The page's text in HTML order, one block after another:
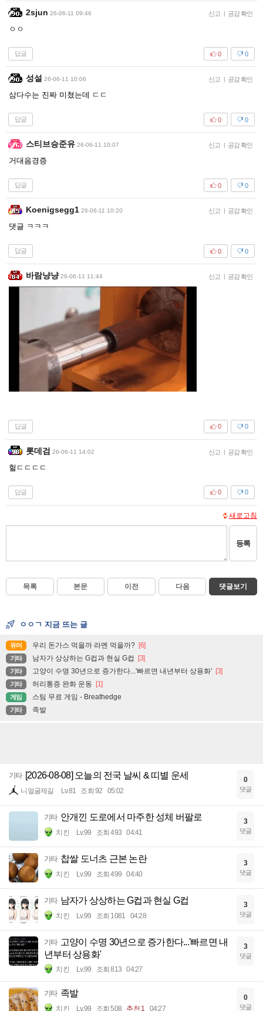
2sjun 26-06-11 09:46 신고 공감 확인
ㅇㅇ
답글 0
0
성설 26-06-11 10:06 신고 공감 확인
삼다수는 진짜 미쳤는데 ㄷㄷ
답글 0
0
스티브승준유 26-06-11 10:07 신고 공감 확인
거대음경증
답글 0
0
Koenigsegg1 26-06-11 10:20 신고 공감 확인
댓글 ㅋㅋㅋ
답글 0
0
바람냥냥 26-06-11 11:44 신고 공감 확인
답글 0
0
롯데검 26-06-11 14:02 신고 | 공감 확인
헐ㄷㄷㄷㄷ
답글 0
0
새로고침
등록
목록 본문 이전 다음 댓글보기
ㅇㅇㄱ 지금 뜨는 글
유머 우리 돈가스 먹을까 라멘 먹을까? [6]
기타 남자가 상상하는 G컵과 현실 G컵 [3]
기타 고양이 수명 30년으로 증가한다...'빠르면 내년부터 상용화' [3]
기타 허리통증 완화 운동 [1]
게임 스팀 무료 게임 - Breathedge
기타 족발
기타 [2026-08-08] 오늘의 전국 날씨 & 띠별 운세
니얼굴제길 Lv.81 조회 92 05:02
0
댓글
기타 안개낀 도로에서 마주한 성체 버팔로
치킨 Lv.99 조회 493 04:41
3
댓글
기타 찹쌀 도너츠 근본 논란
치킨 Lv.99 조회 499 04:40
3
댓글
기타 남자가 상상하는 G컵과 현실 G컵
치킨 Lv.99 조회 1081 04:28
3
댓글
기타 고양이 수명 30년으로 증가한다...'빠르면 내
년부터 상용화'
치킨 Lv.99 조회 813 04:27
3
댓글
기타 족발
치킨 Lv.99 조회 508 추천 1 04:27
0
댓글